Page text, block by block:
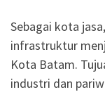
Sebagai kota
infrastruktur
Kota Batam.
industri dan